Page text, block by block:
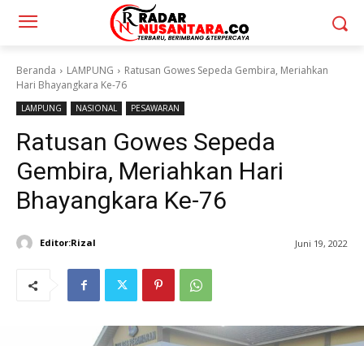
Beranda LAMPUNG
Ratusan Gowes Sepeda Gembira, Meriahkan
Hari Bhayangkara Ke-76
LAMPUNG NASIONAL PESAWARAN
Ratusan Gowes Sepeda
Gembira, Meriahkan Hari
Bhayangkara Ke-76
Editor:Rizal Juni 19, 2022